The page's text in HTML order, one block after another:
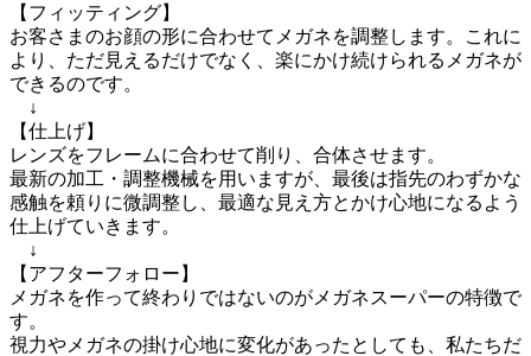
【フィッティング】
お客さまのお顔の形に合わせてメガネを調整します。これに
より、ただ見えるだけでなく、楽にかけ続けられるメガネが
できるのです。
↓
【仕上げ】
レンズをフレームに合わせて削り、合体させます。
最新の加工・調整機械を用いますが、最後は指先のわずかな
感触を頼りに微調整し、最適な見え方とかけ心地になるよう
仕上げていきます。
↓
【アフターフォロー】
メガネを作って終わりではないのがメガネスーパーの特徴で
す。
視力やメガネの掛け心地に変化があったとしても、私たちだ